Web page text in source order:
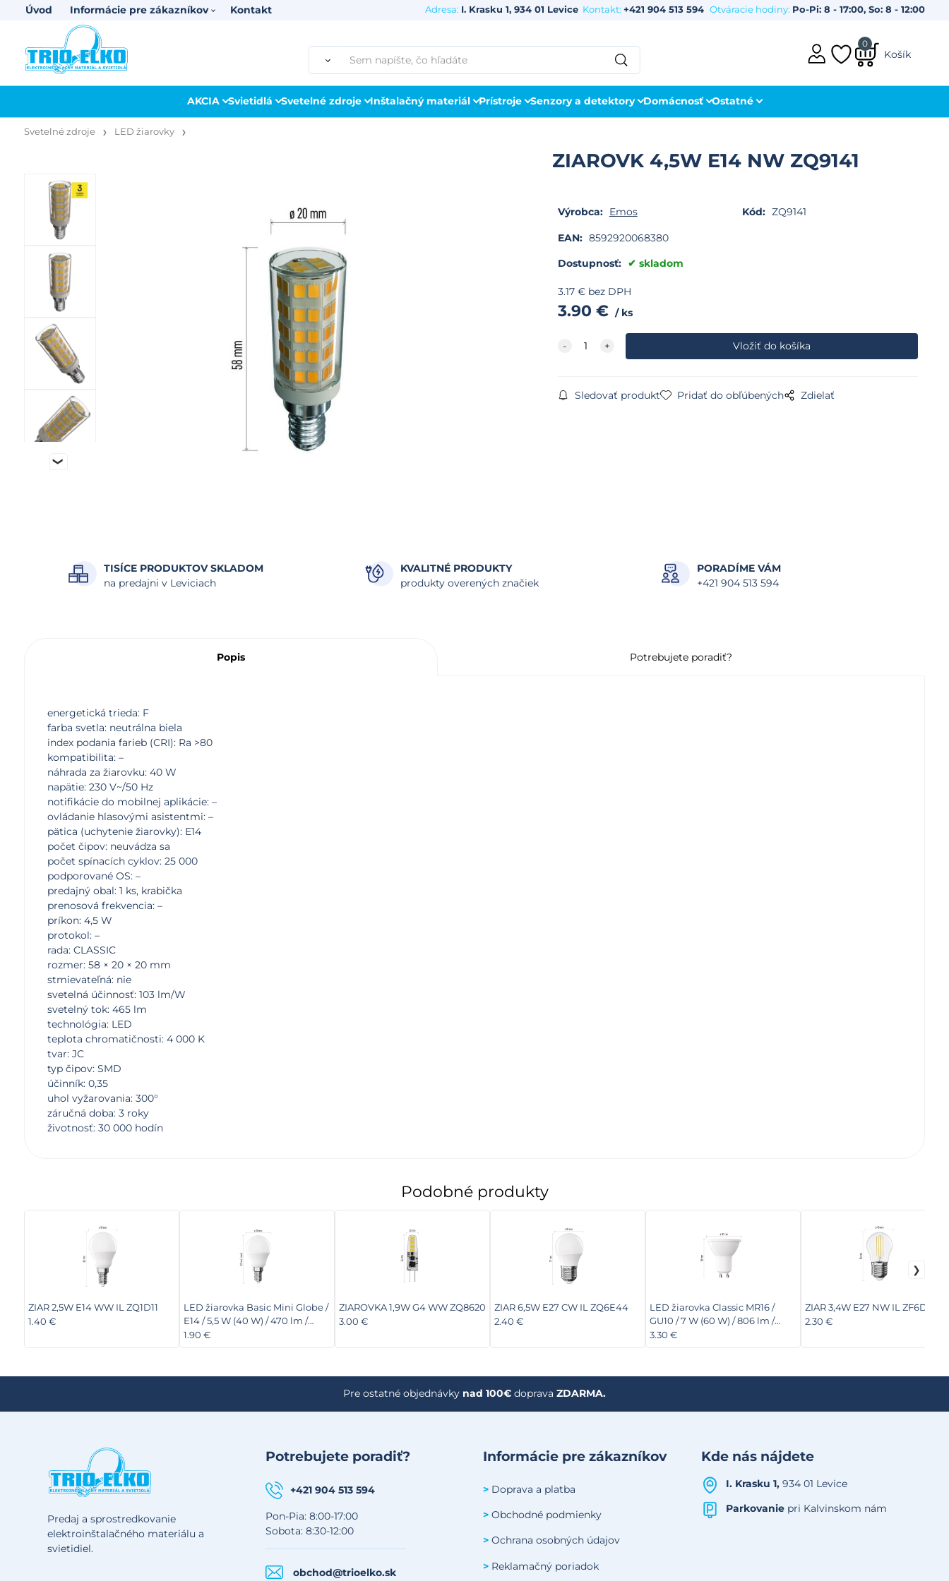
Úvod Informácie pre zákazníkov Kontakt Adresa: I. Krasku 1, 934 01 Levice Kontakt:+421 904 513 594Otváracie hodiny: Po-Pi: 8 - 17:00, So: 8 - 12:00
0
Košík
AKCIA Svietidlá Svetelné zdroje Inštalačný materiál Prístroje Senzory a detektory Domácnosť Ostatné
Svetelné zdroje LED žiarovky
ZIAROVK 4,5W E14 NW ZQ9141
Výrobca: Emos Kód: ZQ9141
EAN: 8592920068380
Dostupnosť:
skladom
3.17€ bez DPH
3.90 € ks
Sledovať produkt Pridať do obľúbených Zdielať
TISÍCE PRODUKTOV SKLADOM
na predajni v Leviciach
KVALITNÉ PRODUKTY
produkty overených značiek
PORADÍME VÁM
+421 904 513 594
Popis Potrebujete poradiť?
energetická trieda: F
farba svetla: neutrálna biela
index podania farieb (CRI): Ra >80
kompatibilita: –
náhrada za žiarovku: 40 W
napätie: 230 V~/50 Hz
notifikácie do mobilnej aplikácie: –
ovládanie hlasovými asistentmi: –
pätica (uchytenie žiarovky): E14
počet čipov: neuvádza sa
počet spínacích cyklov: 25 000
podporované OS: –
predajný obal: 1 ks, krabička
prenosová frekvencia: –
príkon: 4,5 W
protokol: –
rada: CLASSIC
rozmer: 58 × 20 × 20 mm
stmievateľná: nie
svetelná účinnosť: 103 lm/W
svetelný tok: 465 lm
technológia: LED
teplota chromatičnosti: 4 000 K
tvar: JC
typ čipov: SMD
účinník: 0,35
uhol vyžarovania: 300°
záručná doba: 3 roky
životnosť: 30 000 hodín
Podobné produkty
ZIAR 2,5W E14 WW IL ZQ1D11
1.40 €
LED žiarovka Basic Mini Globe /
E14 / 5,5 W (40 W) / 470 lm /
Teplá biela
1.90 €
ZIAROVKA 1,9W G4 WW ZQ8620
3.00 €
ZIAR 6,5W E27 CW IL ZQ6E44
2.40 €
LED žiarovka Classic MR16 /
GU10 / 7 W (60 W) / 806 lm /
Neutrálna biela
3.30 €
ZIAR 3,4W E27 NW IL ZF6D23
2.30 €
Pre ostatné objednávky nad 100€ doprava ZDARMA.
Predaj a sprostredkovanie
elektroinštalačného materiálu a
svietidiel.
Potrebujete poradiť?
+421 904 513 594
Pon-Pia: 8:00-17:00
Sobota: 8:30-12:00
obchod@trioelko.sk
Informácie pre zákazníkov
> Doprava a platba
> Obchodné podmienky
> Ochrana osobných údajov
> Reklamačný poriadok
Kde nás nájdete
I. Krasku 1, 934 01 Levice
Parkovanie pri Kalvinskom nám